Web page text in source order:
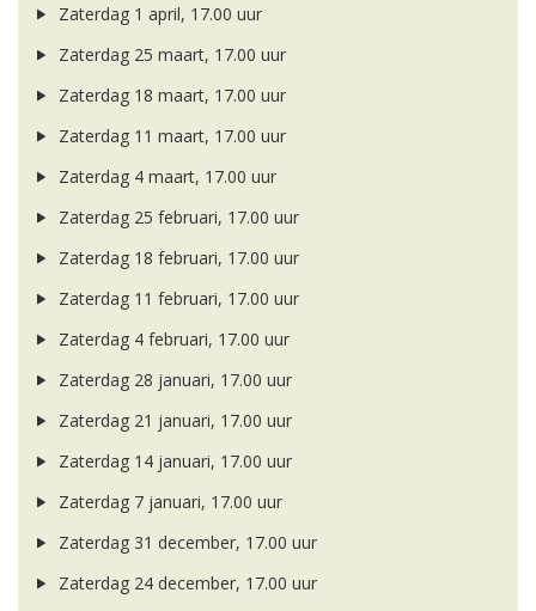
Zaterdag 1 april, 17.00 uur
Zaterdag 25 maart, 17.00 uur
Zaterdag 18 maart, 17.00 uur
Zaterdag 11 maart, 17.00 uur
Zaterdag 4 maart, 17.00 uur
Zaterdag 25 februari, 17.00 uur
Zaterdag 18 februari, 17.00 uur
Zaterdag 11 februari, 17.00 uur
Zaterdag 4 februari, 17.00 uur
Zaterdag 28 januari, 17.00 uur
Zaterdag 21 januari, 17.00 uur
Zaterdag 14 januari, 17.00 uur
Zaterdag 7 januari, 17.00 uur
Zaterdag 31 december, 17.00 uur
Zaterdag 24 december, 17.00 uur